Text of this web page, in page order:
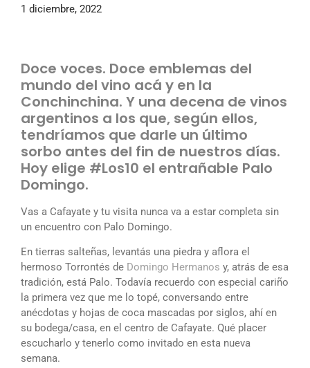
1 diciembre, 2022
Doce voces. Doce emblemas del
mundo del vino acá y en la
Conchinchina. Y una decena de vinos
argentinos a los que, según ellos,
tendríamos que darle un último
sorbo antes del fin de nuestros días.
Hoy elige #Los10 el entrañable Palo
Domingo.
Vas a Cafayate y tu visita nunca va a estar completa sin
un encuentro con Palo Domingo.
En tierras salteñas, levantás una piedra y aflora el
hermoso Torrontés de Domingo Hermanos y, atrás de esa
tradición, está Palo. Todavía recuerdo con especial cariño
la primera vez que me lo topé, conversando entre
anécdotas y hojas de coca mascadas por siglos, ahí en
su bodega/casa, en el centro de Cafayate. Qué placer
escucharlo y tenerlo como invitado en esta nueva
semana.